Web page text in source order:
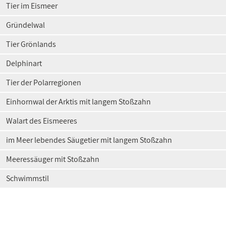
Tier im Eismeer
Gründelwal
Tier Grönlands
Delphinart
Tier der Polarregionen
Einhornwal der Arktis mit langem Stoßzahn
Walart des Eismeeres
im Meer lebendes Säugetier mit langem Stoßzahn
Meeressäuger mit Stoßzahn
Schwimmstil